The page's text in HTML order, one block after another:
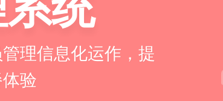
理信息化运作，提
验